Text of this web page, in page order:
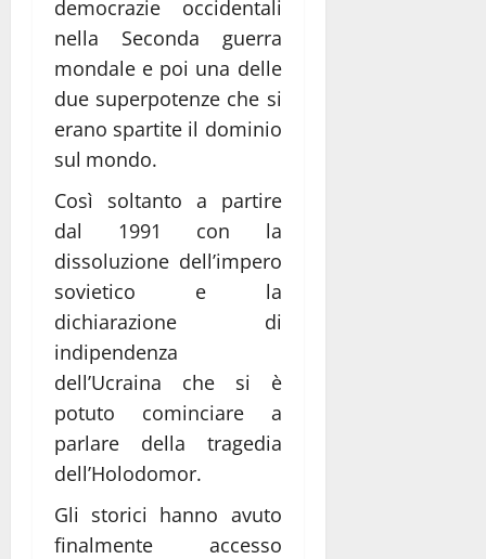
democrazie occidentali
nella Seconda guerra
mondale e poi una delle
due superpotenze che si
erano spartite il dominio
sul mondo.
Così soltanto a partire
dal 1991 con la
dissoluzione dell’impero
sovietico e la
dichiarazione di
indipendenza
dell’Ucraina che si è
potuto cominciare a
parlare della tragedia
dell’Holodomor.
Gli storici hanno avuto
finalmente accesso